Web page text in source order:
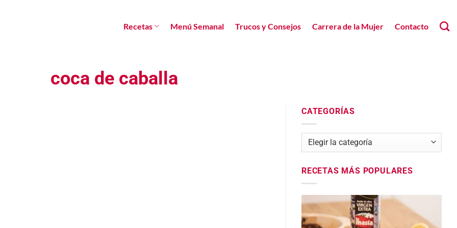
Recetas Menú Semanal Trucos y Consejos Carrera de la Mujer Contacto
coca de caballa
CATEGORÍAS
Categorías
RECETAS MÁS POPULARES